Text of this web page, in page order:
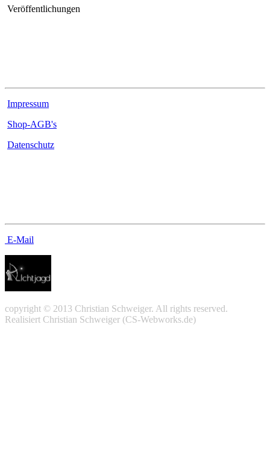
Veröffentlichungen
Impressum
Shop-AGB's
Datenschutz
E-Mail
copyright © 2013 Christian Schweiger. All rights reserved.
Realisiert Christian Schweiger (CS-Webworks.de)